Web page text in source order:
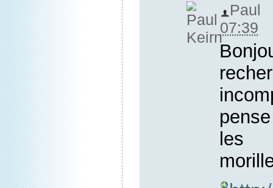
Paul
07:39
les